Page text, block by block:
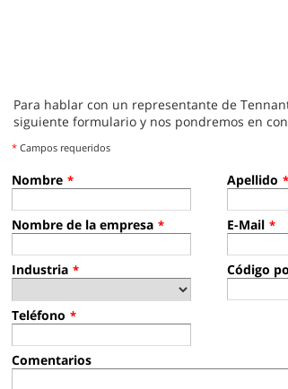
Para hablar con un representante de
siguiente formulario y nos pondremos en
* Campos requeridos
Nombre * Apellido *
Nombre de la empresa * E-Mail *
Industria * Código
Teléfono *
Comentarios